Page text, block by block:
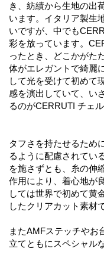
き、紡績から生地の出
います。イタリア製生
いですが、中でも
彩を放っています。
ったとき、どこかがた
体がエレガントで綺麗
して光を受けて初めて
感を演出していて、い
るのがCERRUTI チェ
タフさを持たせるため
るように配慮されてい
を施さずとも、糸の伸
作用により、着心地が
しては世界で初めて黄
したクリアカット素材
またAMFステッチやお
立てともにスペシャル